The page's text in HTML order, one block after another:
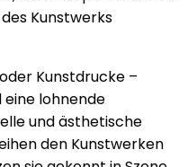
Kunstwerks
Kunstdrucke –
eine lohnende
und ästhetische
den Kunstwerken